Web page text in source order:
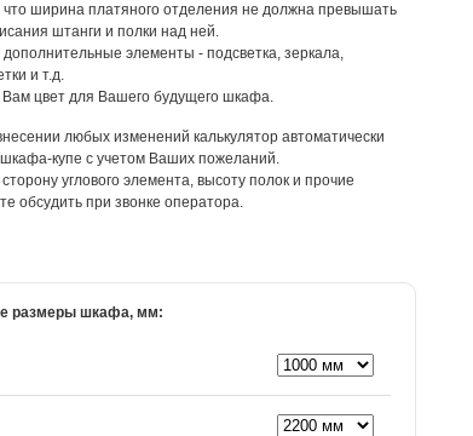
что ширина платяного отделения не должна превышать
штанги и полки над ней.
элементы - подсветка, зеркала,
и т.д.
цвет для Вашего будущего шкафа.
любых изменений калькулятор автоматически
купе с учетом Ваших пожеланий.
углового элемента, высоту полок и прочие
обсудить при звонке оператора.
размеры шкафа, мм: